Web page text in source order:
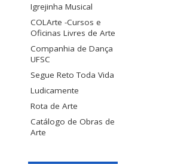
Igrejinha Musical
COLArte -Cursos e
Oficinas Livres de Arte
Companhia de Dança
UFSC
Segue Reto Toda Vida
Ludicamente
Rota de Arte
Catálogo de Obras de
Arte